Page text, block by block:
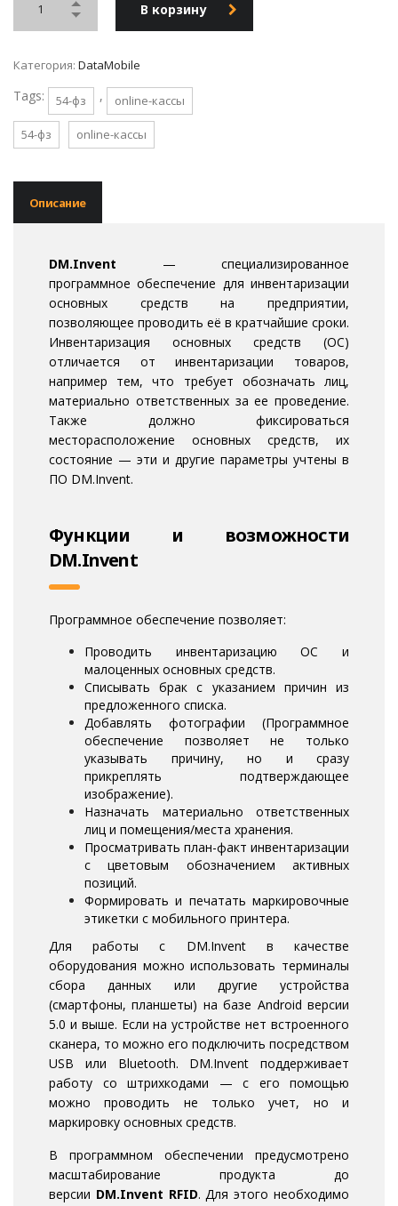
В корзину
Категория: DataMobile
Tags: 54-фз , online-кассы
54-фз online-кассы
Описание
DM.Invent — специализированное
программное обеспечение для инвентаризации
основных средств на предприятии,
позволяющее проводить её в кратчайшие сроки.
Инвентаризация основных средств (ОС)
отличается от инвентаризации товаров,
например тем, что требует обозначать лиц,
материально ответственных за ее проведение.
Также должно фиксироваться
месторасположение основных средств, их
состояние — эти и другие параметры учтены в
ПО DM.Invent.
Функции и возможности
DM.Invent
Программное обеспечение позволяет:
Проводить инвентаризацию ОС и
малоценных основных средств.
Списывать брак с указанием причин из
предложенного списка.
Добавлять фотографии (Программное
обеспечение позволяет не только
указывать причину, но и сразу
прикреплять подтверждающее
изображение).
Назначать материально ответственных
лиц и помещения/места хранения.
Просматривать план-факт инвентаризации
с цветовым обозначением активных
позиций.
Формировать и печатать маркировочные
этикетки с мобильного принтера.
Для работы с DM.Invent в качестве
оборудования можно использовать терминалы
сбора данных или другие устройства
(смартфоны, планшеты) на базе Android версии
5.0 и выше. Если на устройстве нет встроенного
сканера, то можно его подключить посредством
USB или Bluetooth. DM.Invent поддерживает
работу со штрихкодами — с его помощью
можно проводить не только учет, но и
маркировку основных средств.
В программном обеспечении предусмотрено
масштабирование продукта до
версии DM.Invent RFID. Для этого необходимо